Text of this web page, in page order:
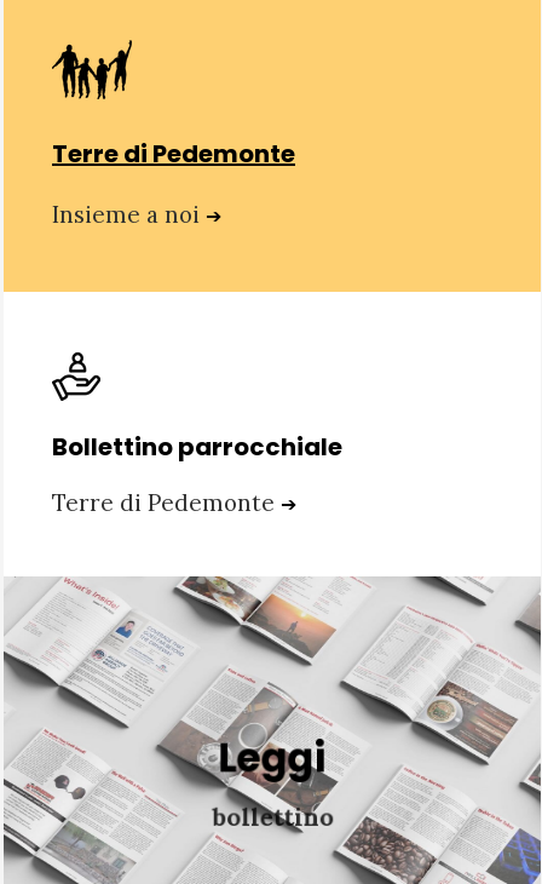
Terre di Pedemonte
Insieme a noi ➔
Bollettino parrocchiale
Terre di Pedemonte ➔